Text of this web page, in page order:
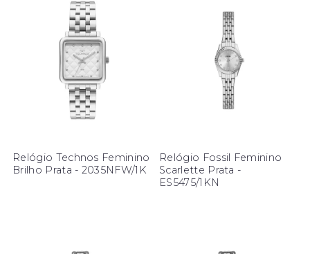
Relógio Technos Feminino
Brilho Prata - 2035NFW/1K
Relógio Fossil Feminino
Scarlette Prata -
ES5475/1KN